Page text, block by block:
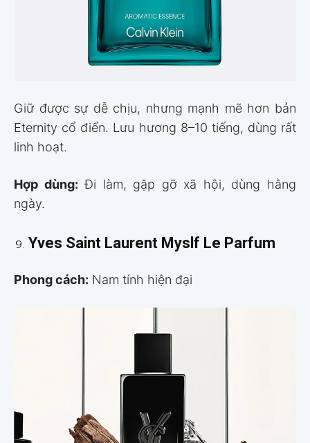
Giữ được sự dễ chịu, nhưng mạnh mẽ hơn bản
Eternity cổ điển. Lưu hương 8–10 tiếng, dùng rất
linh hoạt.
Hợp dùng: Đi làm, gặp gỡ xã hội, dùng hằng
ngày.
Yves Saint Laurent Myslf Le Parfum
Phong cách: Nam tính hiện đại